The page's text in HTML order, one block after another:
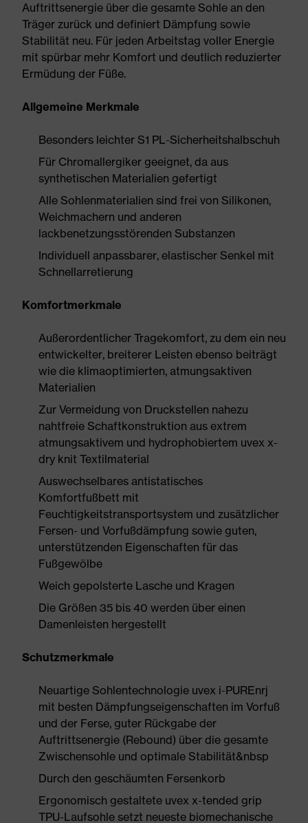
Auftrittsenergie über die gesamte Sohle an den
Träger zurück und definiert Dämpfung sowie
Stabilität neu. Für jeden Arbeitstag voller Energie
mit spürbar mehr Komfort und deutlich reduzierter
Ermüdung der Füße.
Allgemeine Merkmale
Besonders leichter S1 PL-Sicherheitshalbschuh
Für Chromallergiker geeignet, da aus
synthetischen Materialien gefertigt
Alle Sohlenmaterialien sind frei von Silikonen,
Weichmachern und anderen
lackbenetzungsstörenden Substanzen
Individuell anpassbarer, elastischer Senkel mit
Schnellarretierung
Komfortmerkmale
Außerordentlicher Tragekomfort, zu dem ein neu
entwickelter, breiterer Leisten ebenso beiträgt
wie die klimaoptimierten, atmungsaktiven
Materialien
Zur Vermeidung von Druckstellen nahezu
nahtfreie Schaftkonstruktion aus extrem
atmungsaktivem und hydrophobiertem uvex x-
dry knit Textilmaterial
Auswechselbares antistatisches
Komfortfußbett mit
Feuchtigkeitstransportsystem und zusätzlicher
Fersen- und Vorfußdämpfung sowie guten,
unterstützenden Eigenschaften für das
Fußgewölbe
Weich gepolsterte Lasche und Kragen
Die Größen 35 bis 40 werden über einen
Damenleisten hergestellt
Schutzmerkmale
Neuartige Sohlentechnologie uvex i-PUREnrj
mit besten Dämpfungseigenschaften im Vorfuß
und der Ferse, guter Rückgabe der
Auftrittsenergie (Rebound) über die gesamte
Zwischensohle und optimale Stabilität&nbsp
Durch den geschäumten Fersenkorb
Ergonomisch gestaltete uvex x-tended grip
TPU-Laufsohle setzt neueste biomechanische